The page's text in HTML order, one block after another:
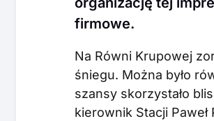
firmowe.
Na Równi Krupowej
śniegu. Można było
szansy skorzystało
kierownik Stacji